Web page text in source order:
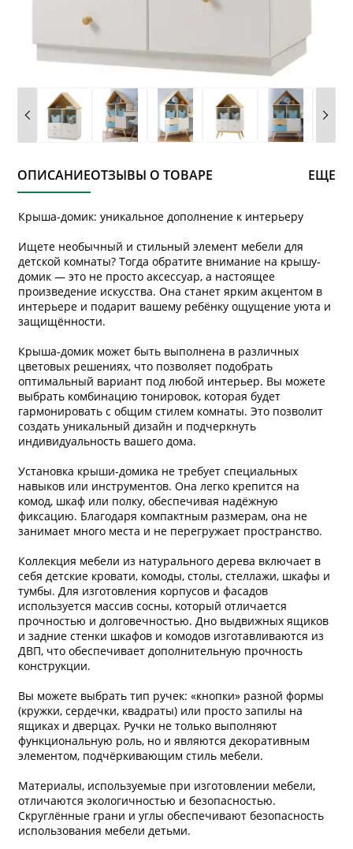
ОПИСАНИЕОТЗЫВЫ О ТОВАРЕ ЕЩЕ
Крыша-домик: уникальное дополнение к интерьеру
Ищете необычный и стильный элемент мебели для
детской комнаты? Тогда обратите внимание на крышу-
домик — это не просто аксессуар, а настоящее
произведение искусства. Она станет ярким акцентом в
интерьере и подарит вашему ребёнку ощущение уюта и
защищённости.
Крыша-домик может быть выполнена в различных
цветовых решениях, что позволяет подобрать
оптимальный вариант под любой интерьер. Вы можете
выбрать комбинацию тонировок, которая будет
гармонировать с общим стилем комнаты. Это позволит
создать уникальный дизайн и подчеркнуть
индивидуальность вашего дома.
Установка крыши-домика не требует специальных
навыков или инструментов. Она легко крепится на
комод, шкаф или полку, обеспечивая надёжную
фиксацию. Благодаря компактным размерам, она не
занимает много места и не перегружает пространство.
Коллекция мебели из натурального дерева включает в
себя детские кровати, комоды, столы, стеллажи, шкафы и
тумбы. Для изготовления корпусов и фасадов
используется массив сосны, который отличается
прочностью и долговечностью. Дно выдвижных ящиков
и задние стенки шкафов и комодов изготавливаются из
ДВП, что обеспечивает дополнительную прочность
конструкции.
Вы можете выбрать тип ручек: «кнопки» разной формы
(кружки, сердечки, квадраты) или просто запилы на
ящиках и дверцах. Ручки не только выполняют
функциональную роль, но и являются декоративным
элементом, подчёркивающим стиль мебели.
Материалы, используемые при изготовлении мебели,
отличаются экологичностью и безопасностью.
Скруглённые грани и углы обеспечивают безопасность
использования мебели детьми.